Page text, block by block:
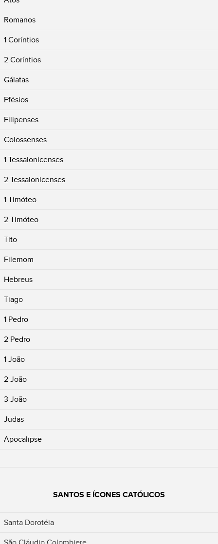
Romanos
1 Coríntios
2 Coríntios
Gálatas
Efésios
Filipenses
Colossenses
1 Tessalonicenses
2 Tessalonicenses
1 Timóteo
2 Timóteo
Tito
Filemom
Hebreus
Tiago
1 Pedro
2 Pedro
1 João
2 João
3 João
Judas
Apocalipse
SANTOS E ÍCONES CATÓLICOS
Santa Dorotéia